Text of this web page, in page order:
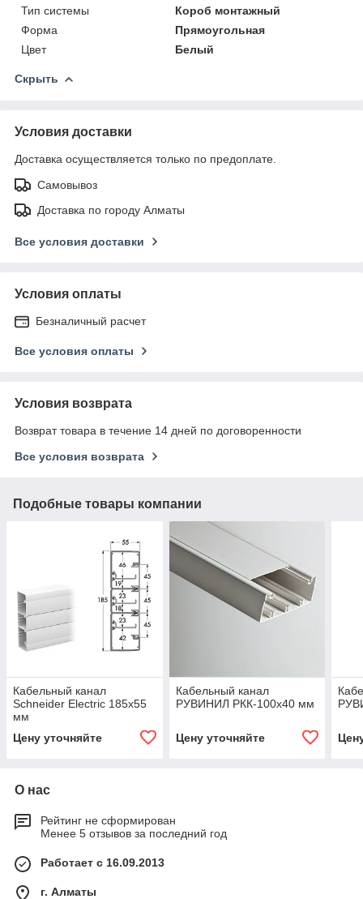
Тип системы
Короб монтажный
Форма
Прямоугольная
Цвет
Белый
Скрыть
Условия доставки
Доставка осуществляется только по предоплате.
Самовывоз
Доставка по городу Алматы
Все условия доставки
Условия оплаты
Безналичный расчет
Все условия оплаты
Условия возврата
Возврат товара в течение 14 дней по договоренности
Все условия возврата
Подобные товары компании
Кабельный канал
Schneider Electric 185х55
мм
Цену уточняйте
Кабельный канал
РУВИНИЛ РКК-100х40 мм
Цену уточняйте
О нас
Рейтинг не сформирован
Менее 5 отзывов за последний год
Работает с 16.09.2013
г. Алматы